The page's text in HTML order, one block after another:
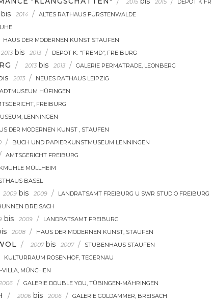
bis 2014 / ALTES RATHAUS FÜRSTENWALDE
HAUS DER MODERNEN KUNST STAUFEN
2013 bis 2013 / DEPOT K: "FREMD", FREIBURG
/ 2013 bis 2013 / GALERIE PERMATRADE, LEONBERG
2013 / NEUES RATHAUS LEIPZIG
HÜFINGEN
FREIBURG
LENNINGEN
DER MODERNEN KUNST , STAUFEN
/ BUCH UND PAPIERKUNSTMUSEUM LENNINGEN
AMTSGERICHT FREIBURG
MÜLLHEIM
BASEL
2009 bis 2009 / LANDRATSAMT FREIBURG U SWR STUDIO FREIBURG
BREISACH
bis 2009 / LANDRATSAMT FREIBURG
2008 / HAUS DER MODERNEN KUNST, STAUFEN
/ 2007 bis 2007 / STUBENHAUS STAUFEN
KULTURRAUM ROSENHOF, TEGERNAU
VILLA, MÜNCHEN
2006 / GALERIE DOUBLE YOU, TÜBINGEN-MÄHRINGEN
/ 2006 bis 2006 / GALERIE GOLDAMMER, BREISACH